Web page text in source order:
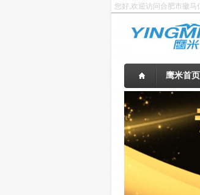
您好,欢迎访问合肥市徽马
鹰米首页